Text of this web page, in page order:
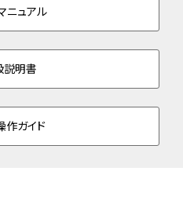
水
ニュアル
説明書
作ガイド